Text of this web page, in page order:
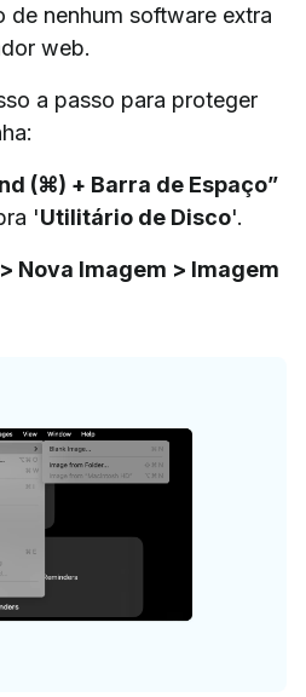
de nenhum software extra
web.
a passo para proteger
(⌘) + Barra de Espaço”
'Utilitário de Disco'.
Nova Imagem > Imagem